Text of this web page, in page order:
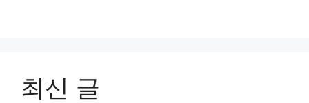
최신 글